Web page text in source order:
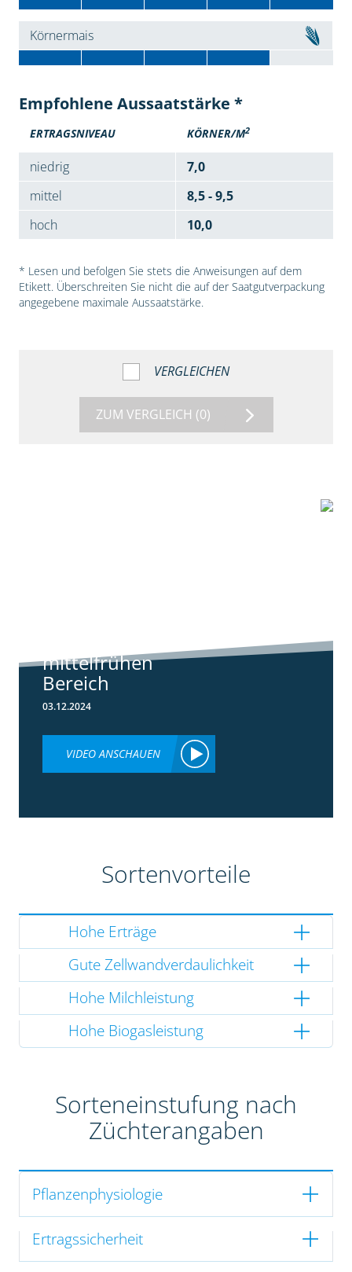
Körnermais
Empfohlene Aussaatstärke *
ERTRAGSNIVEAU KÖRNER/M2
niedrig
7,0
mittel
8,5 - 9,5
hoch
10,0
* Lesen und befolgen Sie stets die Anweisungen auf dem
Etikett. Überschreiten Sie nicht die auf der Saatgutverpackung
angegebene maximale Aussaatstärke.
VERGLEICHEN
ZUM VERGLEICH (0)
mittelfrühen
Bereich
03.12.2024
VIDEO ANSCHAUEN
Sortenvorteile
Hohe Erträge
Gute Zellwandverdaulichkeit
Hohe Milchleistung
Hohe Biogasleistung
Sorteneinstufung nach
Züchterangaben
Pflanzenphysiologie
Ertragssicherheit